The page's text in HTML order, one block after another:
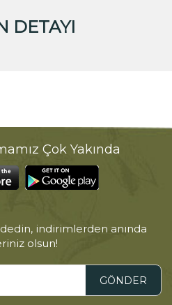
DETAYI
Çok Yakında
indirimlerden anında
olsun!
GÖNDER